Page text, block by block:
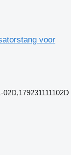
voor
02D,179231111102D